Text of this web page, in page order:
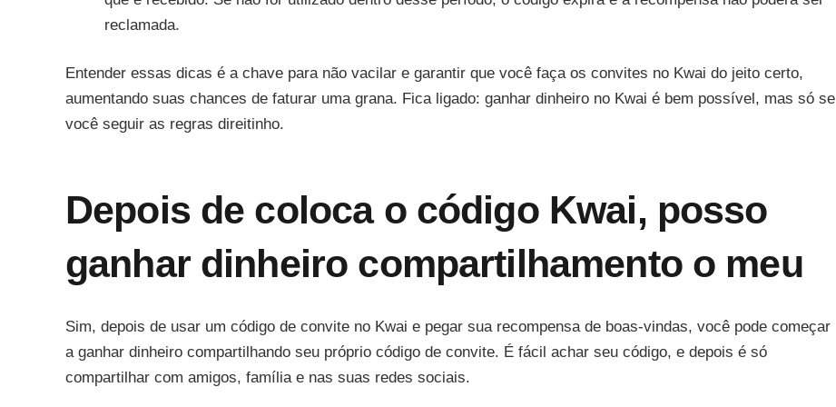
reclamada.
Entender essas dicas é a chave para não vacilar e garantir que você faça os convites no Kwai do jeito certo,
aumentando suas chances de faturar uma grana. Fica ligado: ganhar dinheiro no Kwai é bem possível, mas só se
você seguir as regras direitinho.
Depois de coloca o código Kwai, posso
ganhar dinheiro compartilhamento o meu
Sim, depois de usar um código de convite no Kwai e pegar sua recompensa de boas-vindas, você pode começar
a ganhar dinheiro compartilhando seu próprio código de convite. É fácil achar seu código, e depois é só
compartilhar com amigos, família e nas suas redes sociais.